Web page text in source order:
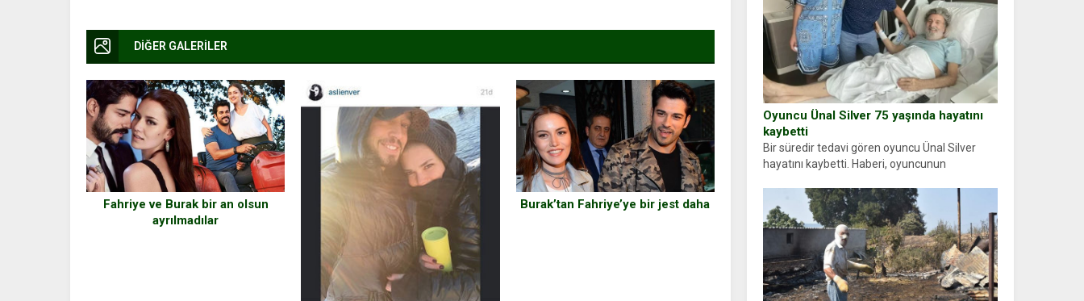
Oyuncu Ünal Silver 75 yaşında hayatını
kaybetti
Bir süredir tedavi gören oyuncu Ünal Silver
hayatını kaybetti. Haberi, oyuncunun
sosyal medya hesabında “Usta Oyuncumuz ve
çok değerli dostumuz...
DİĞER GALERİLER
Fahriye ve Burak bir an olsun
ayrılmadılar
Burak’tan Fahriye’ye bir jest daha